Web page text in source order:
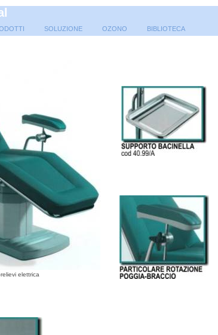
SOLUZIONE OZONO BIBLIOTECA
elettrica